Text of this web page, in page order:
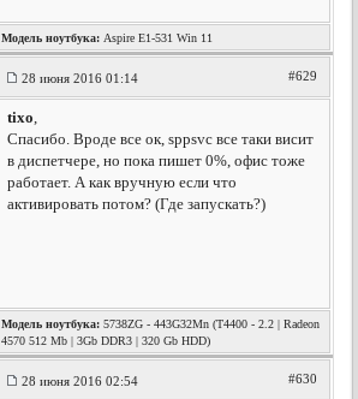
Модель ноутбука: Aspire E1-531 Win 11
28 июня 2016 01:14 #629
tixo,
Спасибо. Вроде все ок, sppsvc все таки висит
в диспетчере, но пока пишет 0%, офис тоже
работает. А как вручную если что
активировать потом? (Где запускать?)
Модель ноутбука: 5738ZG - 443G32Mn (T4400 - 2.2 | Radeon
4570 512 Mb | 3Gb DDR3 | 320 Gb HDD)
28 июня 2016 02:54 #630